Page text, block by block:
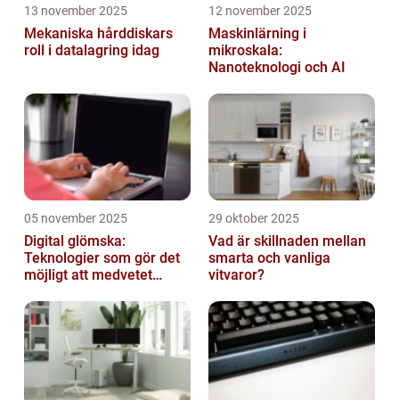
13 november 2025
Mekaniska hårddiskars
roll i datalagring idag
12 november 2025
Maskinlärning i
mikroskala:
Nanoteknologi och AI
05 november 2025
Digital glömska:
Teknologier som gör det
möjligt att medvetet
29 oktober 2025
Vad är skillnaden mellan
smarta och vanliga
vitvaror?